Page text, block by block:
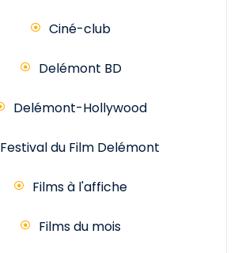
Ciné-club
Delémont BD
Delémont-Hollywood
Festival du Film Delémont
Films à l'affiche
Films du mois